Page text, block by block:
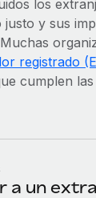
los
y sus
registrado
cumplen
a un